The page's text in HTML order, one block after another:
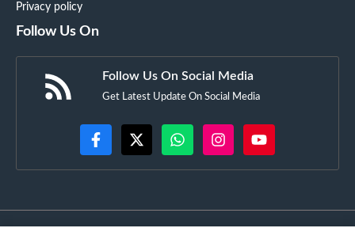
Privacy policy
Follow Us On
Follow Us On Social Media
Get Latest Update On Social Media